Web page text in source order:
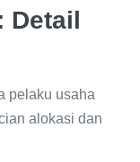
Detail
pelaku usaha
alokasi dan